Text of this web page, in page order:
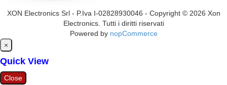
XON Electronics Srl - P.Iva I-02828930046 - Copyright © 2026 Xon
Electronics. Tutti i diritti riservati
Powered by nopCommerce
×
Quick View
Close